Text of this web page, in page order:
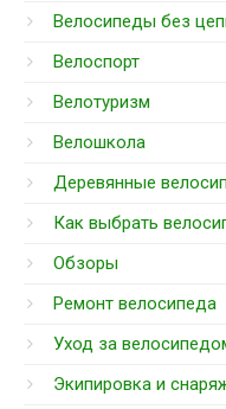
Велосипеды без
Велоспорт
Велотуризм
Велошкола
Деревянные
Как выбрать
Обзоры
Ремонт велосипеда
Уход за
Экипировка и